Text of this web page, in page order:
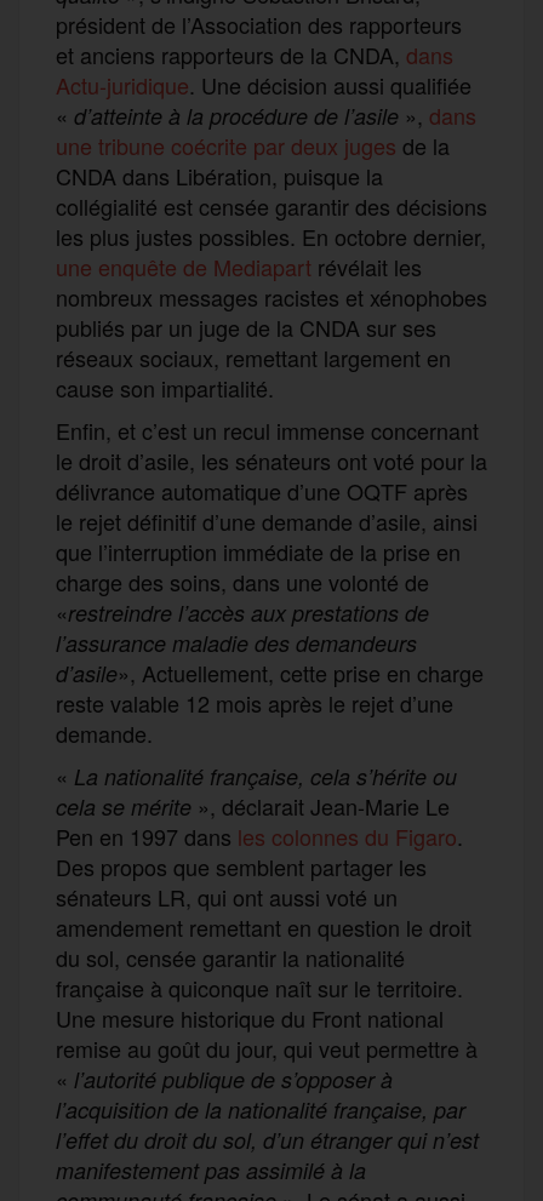
président de l’Association des rapporteurs
et anciens rapporteurs de la CNDA, dans
Actu-juridique. Une décision aussi qualifiée
« d’atteinte à la procédure de l’asile », dans
une tribune coécrite par deux juges de la
CNDA dans Libération, puisque la
collégialité est censée garantir des décisions
les plus justes possibles. En octobre dernier,
une enquête de Mediapart révélait les
nombreux messages racistes et xénophobes
publiés par un juge de la CNDA sur ses
réseaux sociaux, remettant largement en
cause son impartialité.
Enfin, et c’est un recul immense concernant
le droit d’asile, les sénateurs ont voté pour la
délivrance automatique d’une OQTF après
le rejet définitif d’une demande d’asile, ainsi
que l’interruption immédiate de la prise en
charge des soins, dans une volonté de
«restreindre l’accès aux prestations de
l’assurance maladie des demandeurs
d’asile», Actuellement, cette prise en charge
reste valable 12 mois après le rejet d’une
demande.
« La nationalité française, cela s’hérite ou
cela se mérite », déclarait Jean-Marie Le
Pen en 1997 dans les colonnes du Figaro.
Des propos que semblent partager les
sénateurs LR, qui ont aussi voté un
amendement remettant en question le droit
du sol, censée garantir la nationalité
française à quiconque naît sur le territoire.
Une mesure historique du Front national
remise au goût du jour, qui veut permettre à
« l’autorité publique de s’opposer à
l’acquisition de la nationalité française, par
l’effet du droit du sol, d’un étranger qui n’est
manifestement pas assimilé à la